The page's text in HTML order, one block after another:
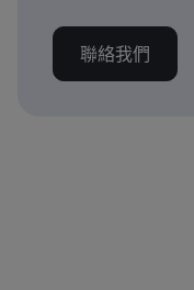
聯絡我們